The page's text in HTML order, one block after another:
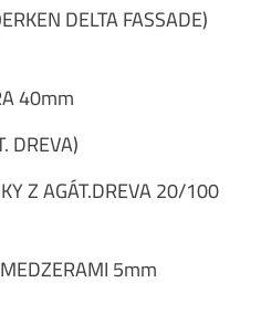
DELTA FASSADE)
40mm
DREVA)
Z AGÁT.DREVA 20/100
5mm